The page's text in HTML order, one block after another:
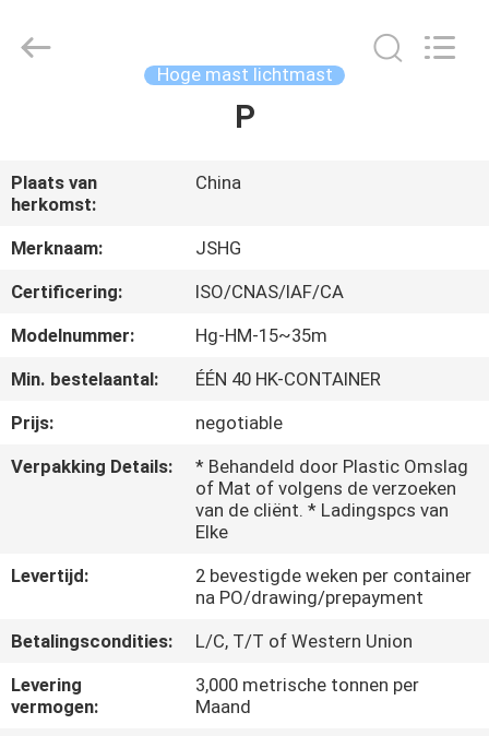
PRODUCTEN
VIDEOS
VR-
SHOW
ONGEVEER
ONS
FABRIEKSREIS
KWALITEITSCONTROLE
CONTACTEER
ONS
co.,ltd.
Hoge mast lichtmast
P
Plaats van
herkomst:
China
Merknaam:
JSHG
Certificering:
ISO/CNAS/IAF/CA
Modelnummer:
Hg-HM-15~35m
Min. bestelaantal:
ÉÉN 40 HK-CONTAINER
Prijs:
negotiable
Verpakking Details:
* Behandeld door Plastic Omslag
of Mat of volgens de verzoeken
van de cliënt. * Ladingspcs van
Elke
Levertijd:
2 bevestigde weken per container
na PO/drawing/prepayment
Betalingscondities:
L/C, T/T of Western Union
Levering
vermogen:
3,000 metrische tonnen per
Maand